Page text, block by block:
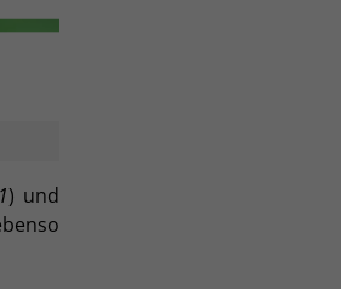
) und